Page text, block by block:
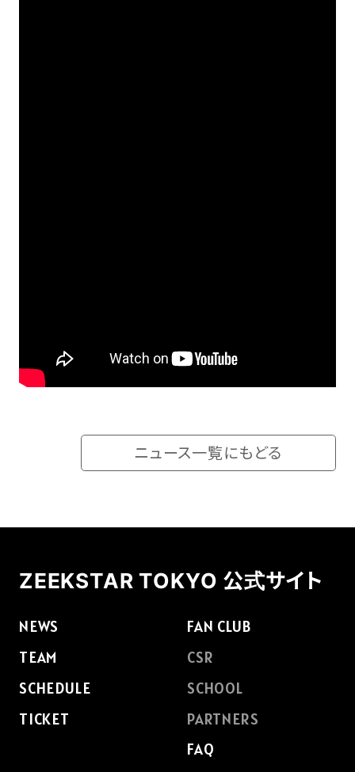
ニュース一覧にもどる
ZEEKSTAR TOKYO 公式サイト
NEWS
TEAM
SCHEDULE
TICKET
FAN CLUB
CSR
SCHOOL
PARTNERS
FAQ